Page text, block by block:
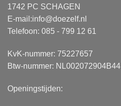
1742 PC SCHAGEN
E-mail:info@doezelf.nl
Telefoon: 085 - 799 12 61
KvK-nummer: 75227657
Btw-nummer: NL002072904B44
Openingstijden: